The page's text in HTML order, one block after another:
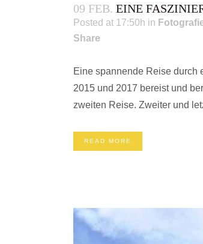
09 FEB. EINE
Posted at 17:50h in
Share
Eine spannende Reise durch
2015 und 2017 bereist und
zweiten Reise. Zweiter und
READ MORE